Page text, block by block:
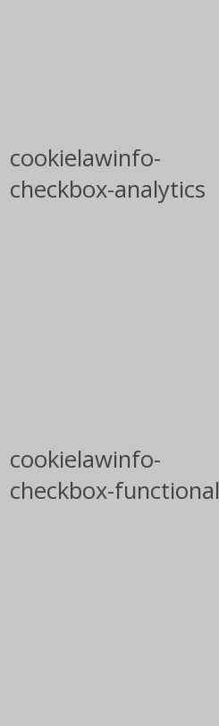
cookielawinfo-
checkbox-analytics
cookielawinfo-
checkbox-functional